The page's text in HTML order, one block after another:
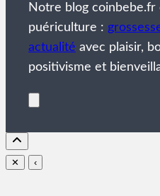
Notre blog coinbebe.fr
puériculture :
actualité avec plaisir,
positivisme et
✕ ‹